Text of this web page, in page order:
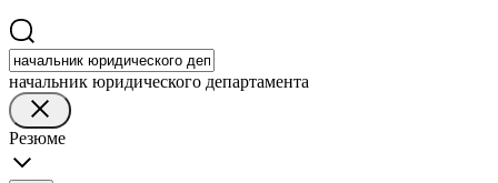
начальник юридического департамента
Резюме